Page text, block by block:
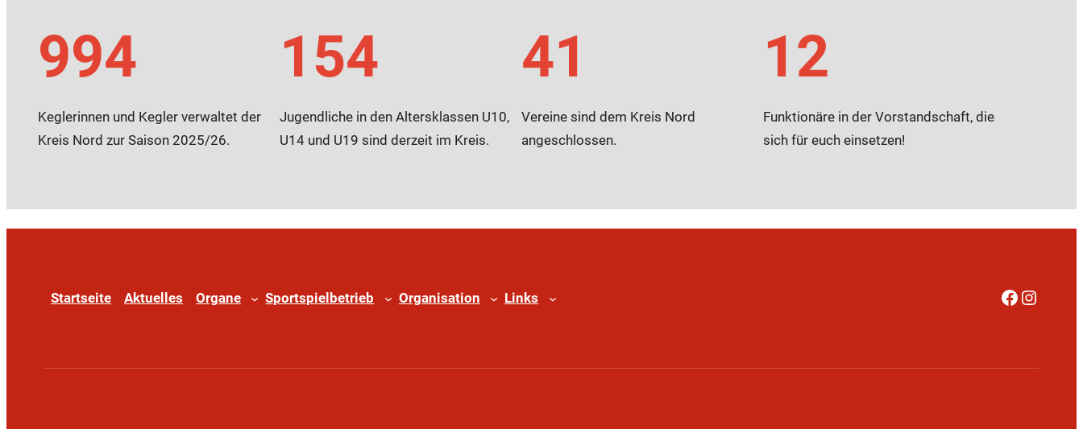
994
Keglerinnen und Kegler verwaltet der
Kreis Nord zur Saison 2025/26.
154
Jugendliche in den Altersklassen U10,
U14 und U19 sind derzeit im Kreis.
41
Vereine sind dem Kreis Nord
angeschlossen.
12
Funktionäre in der Vorstandschaft, die
sich für euch einsetzen!
Startseite Aktuelles Organe Sportspielbetrieb Organisation Links Facebook